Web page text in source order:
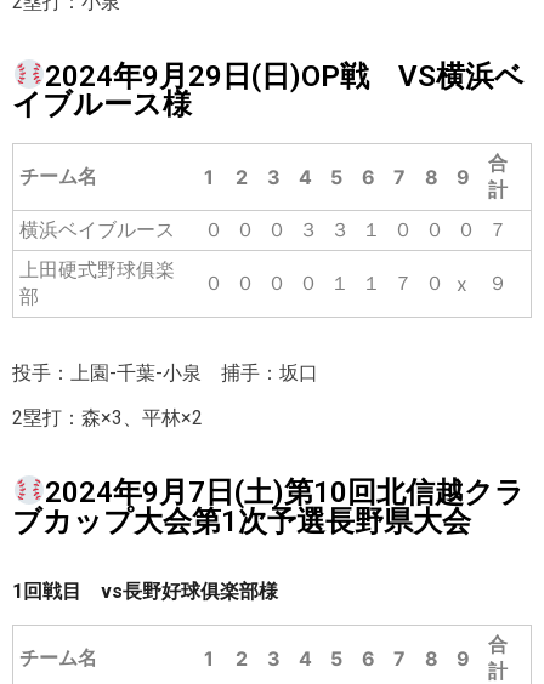
2024年9月29日(日)OP戦 VS横浜ベ
イブルース様
チーム名 1 2 3 4 5 6 7 8 9
合
計
横浜ベイブルース
０ ０ ０ ３ ３ １ ０ ０ ０
７
上田硬式野球俱楽
部
０ ０ ０ ０ １ １ ７ ０ x ９
投手：上園-千葉-小泉 捕手：坂口
2塁打：森×3、平林×2
2024年9月7日(土)第10回北信越クラ
ブカップ大会第1次予選長野県大会
1回戦目 vs長野好球俱楽部様
チーム名 1 2 3 4 5 6 7 8 9
合
計